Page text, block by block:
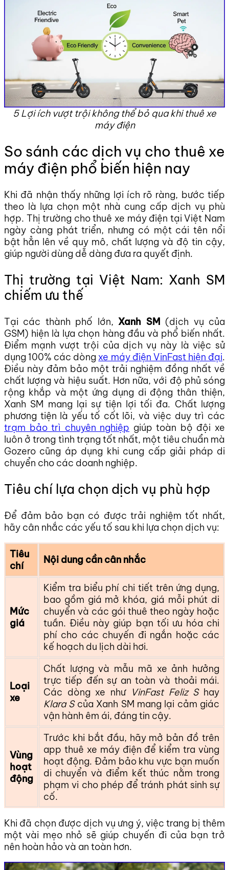
5 Lợi ích vượt trội không thể bỏ qua khi thuê xe
máy điện
So sánh các dịch vụ cho thuê xe
máy điện phổ biến hiện nay
Khi đã nhận thấy những lợi ích rõ ràng, bước tiếp
theo là lựa chọn một nhà cung cấp dịch vụ phù
hợp. Thị trường cho thuê xe máy điện tại Việt Nam
ngày càng phát triển, nhưng có một cái tên nổi
bật hẳn lên về quy mô, chất lượng và độ tin cậy,
giúp người dùng dễ dàng đưa ra quyết định.
Thị trường tại Việt Nam: Xanh SM
chiếm ưu thế
Tại các thành phố lớn,Xanh SM (dịch vụ của
GSM) hiện là lựa chọn hàng đầu và phổ biến nhất.
Điểm mạnh vượt trội của dịch vụ này là việc sử
dụng 100% các dòng xe máy điện VinFast hiện đại.
Điều này đảm bảo một trải nghiệm đồng nhất về
chất lượng và hiệu suất. Hơn nữa, với độ phủ sóng
rộng khắp và một ứng dụng di động thân thiện,
Xanh SM mang lại sự tiện lợi tối đa. Chất lượng
phương tiện là yếu tố cốt lõi, và việc duy trì các
trạm bảo trì chuyên nghiệp giúp toàn bộ đội xe
luôn ở trong tình trạng tốt nhất, một tiêu chuẩn mà
Gozero cũng áp dụng khi cung cấp giải pháp di
chuyển cho các doanh nghiệp.
Tiêu chí lựa chọn dịch vụ phù hợp
Để đảm bảo bạn có được trải nghiệm tốt nhất,
hãy cân nhắc các yếu tố sau khi lựa chọn dịch vụ:
Tiêu
chí
Nội dung cần cân nhắc
Mức
giá
Kiểm tra biểu phí chi tiết trên ứng dụng,
bao gồm giá mở khóa, giá mỗi phút di
chuyển và các gói thuê theo ngày hoặc
tuần. Điều này giúp bạn tối ưu hóa chi
phí cho các chuyến đi ngắn hoặc các
kế hoạch du lịch dài hơi.
Loại
xe
Chất lượng và mẫu mã xe ảnh hưởng
trực tiếp đến sự an toàn và thoải mái.
Các dòng xe như VinFast Feliz Shay
Klara Scủa Xanh SM mang lại cảm giác
vận hành êm ái, đáng tin cậy.
Vùng
hoạt
động
Trước khi bắt đầu, hãy mở bản đồ trên
app thuê xe máy điện để kiểm tra vùng
hoạt động. Đảm bảo khu vực bạn muốn
di chuyển và điểm kết thúc nằm trong
phạm vi cho phép để tránh phát sinh sự
cố.
Khi đã chọn được dịch vụ ưng ý, việc trang bị thêm
một vài mẹo nhỏ sẽ giúp chuyến đi của bạn trở
nên hoàn hảo và an toàn hơn.